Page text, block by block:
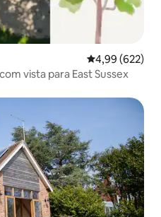
4,99 de uma
4,99 (622)
vista para East Sussex
hóspedes